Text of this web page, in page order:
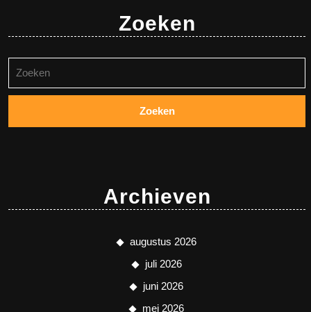
Zoeken
naar:
Archieven
augustus 2026
juli 2026
juni 2026
mei 2026